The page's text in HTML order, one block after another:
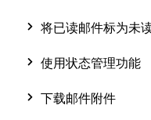
将已读邮件标为未
使用状态管理功能
下载邮件附件